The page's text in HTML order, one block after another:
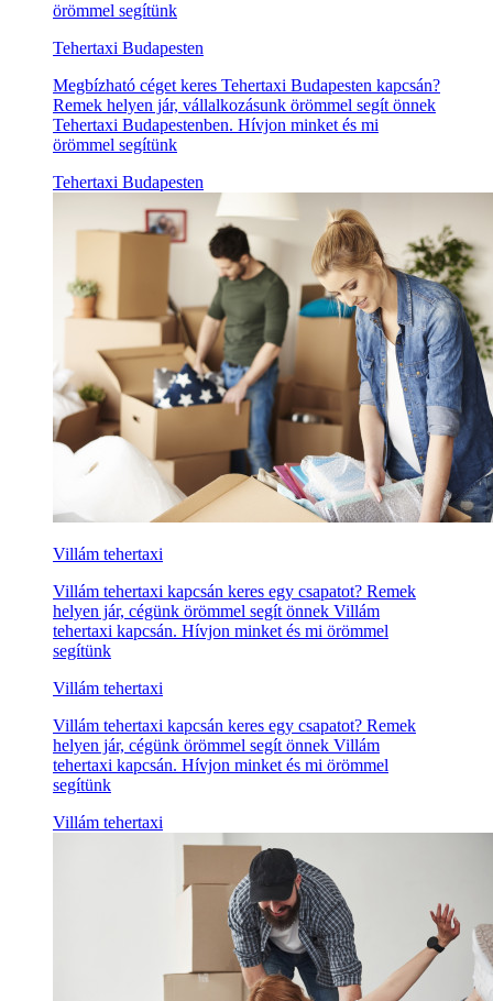
örömmel segítünk
Tehertaxi Budapesten
Megbízható céget keres Tehertaxi Budapesten kapcsán?
Remek helyen jár, vállalkozásunk örömmel segít önnek
Tehertaxi Budapestenben. Hívjon minket és mi
örömmel segítünk
Tehertaxi Budapesten
Villám tehertaxi
Villám tehertaxi kapcsán keres egy csapatot? Remek
helyen jár, cégünk örömmel segít önnek Villám
tehertaxi kapcsán. Hívjon minket és mi örömmel
segítünk
Villám tehertaxi
Villám tehertaxi kapcsán keres egy csapatot? Remek
helyen jár, cégünk örömmel segít önnek Villám
tehertaxi kapcsán. Hívjon minket és mi örömmel
segítünk
Villám tehertaxi